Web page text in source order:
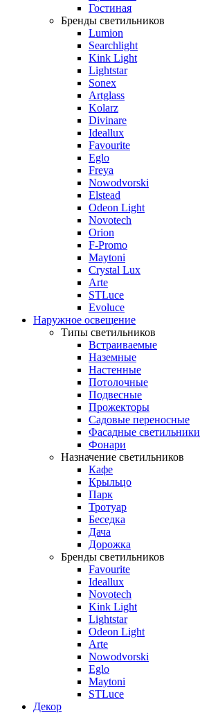
Гостиная
Бренды светильников
Lumion
Searchlight
Kink Light
Lightstar
Sonex
Artglass
Kolarz
Divinare
Ideallux
Favourite
Eglo
Freya
Nowodvorski
Elstead
Odeon Light
Novotech
Orion
F-Promo
Maytoni
Crystal Lux
Arte
STLuce
Evoluce
Наружное освещение
Типы светильников
Встраиваемые
Наземные
Настенные
Потолочные
Подвесные
Прожекторы
Садовые переносные
Фасадные светильники
Фонари
Назначение светильников
Кафе
Крыльцо
Парк
Тротуар
Беседка
Дача
Дорожка
Бренды светильников
Favourite
Ideallux
Novotech
Kink Light
Lightstar
Odeon Light
Arte
Nowodvorski
Eglo
Maytoni
STLuce
Декор